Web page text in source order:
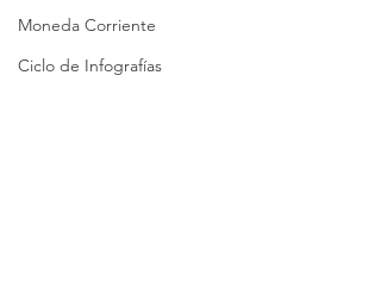
Moneda Corriente
Ciclo de Infografías